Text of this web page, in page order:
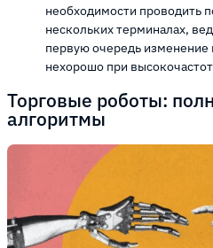
необходимости проводить
нескольких терминалах,
первую очередь изменение
нехорошо при
Торговые роботы:
алгоритмы